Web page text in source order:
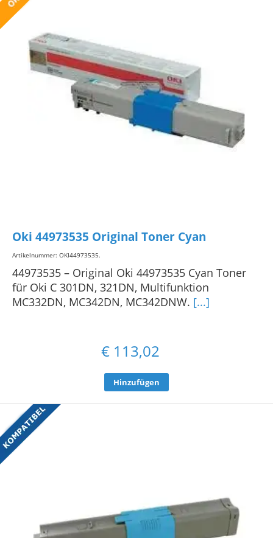
Oki 44973535 Original Toner Cyan
Artikelnummer: OKI44973535.
44973535 – Original Oki 44973535 Cyan Toner
für Oki C 301DN, 321DN, Multifunktion
MC332DN, MC342DN, MC342DNW. [...]
€ 113,02
Hinzufügen